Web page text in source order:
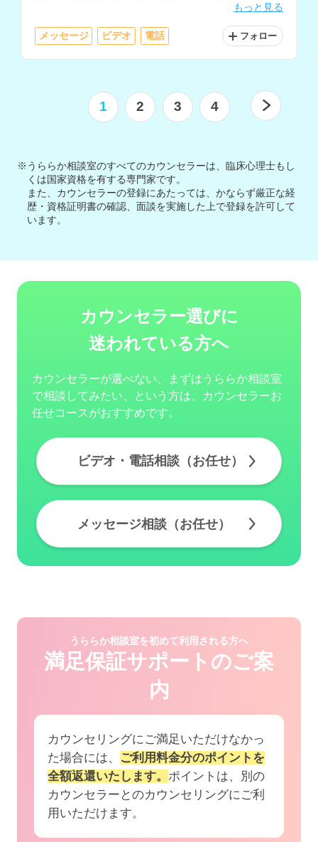
い、お子様と離れられない、といった方にも、柔軟に対
もっと見る
メッセージ ビデオ 電話 フォロー
1 2 3 4
※うららか相談室のすべてのカウンセラーは、臨床心理士もし
くは国家資格を有する専門家です。
また、カウンセラーの登録にあたっては、かならず厳正な経
歴・資格証明書の確認、面談を実施した上で登録を許可して
います。
カウンセラー選びに
迷われている方へ
カウンセラーが選べない、まずはうららか相談室
で相談してみたい、という方は、カウンセラーお
任せコースがおすすめです。
ビデオ・電話相談（お任せ）
メッセージ相談（お任せ）
うららか相談室を初めて利用される方へ
満足保証サポートのご案
内
カウンセリングにご満足いただけなかっ
た場合には、
ご利用料金分のポイントを
全額返還いたします。 ポイントは、別の
カウンセラーとのカウンセリングにご利
用いただけます。